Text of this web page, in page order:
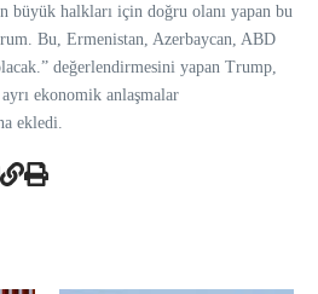
büyük halkları için doğru olanı yapan bu
Bu, Ermenistan, Azerbaycan, ABD
değerlendirmesini yapan Trump,
ekonomik anlaşmalar
ekledi.